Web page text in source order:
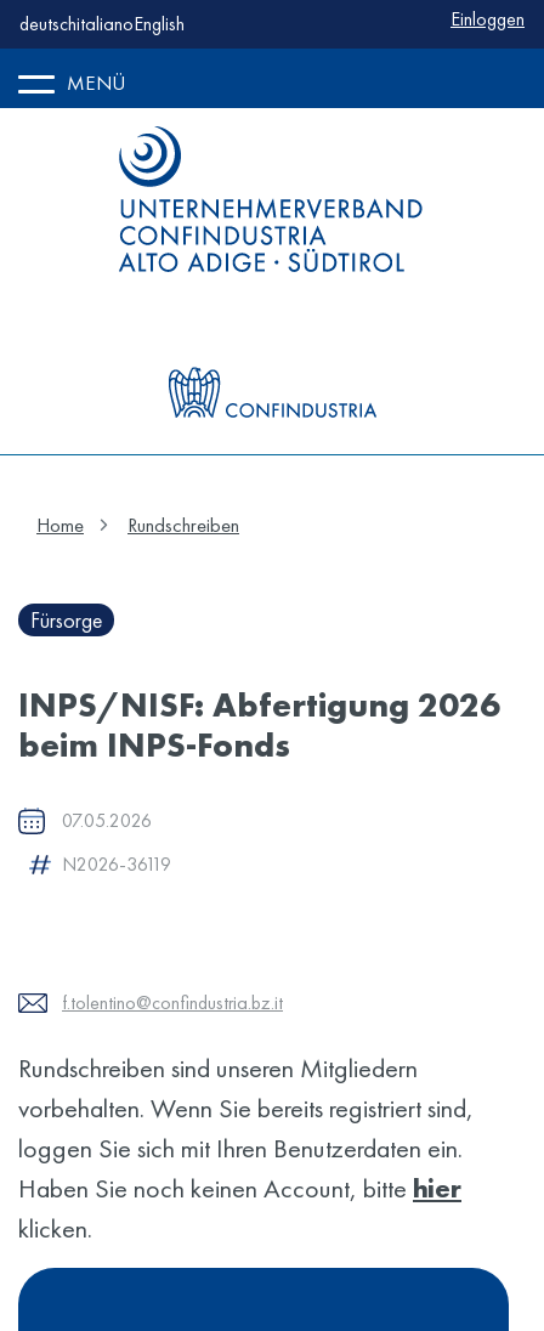
deutschitalianoEnglish Einloggen
MENÜ
Home Rundschreiben
Fürsorge
INPS/NISF: Abfertigung 2026
beim INPS-Fonds
07.05.2026
N2026-36119
f.tolentino@confindustria.bz.it
Rundschreiben sind unseren Mitgliedern
vorbehalten. Wenn Sie bereits registriert sind,
loggen Sie sich mit Ihren Benutzerdaten ein.
Haben Sie noch keinen Account, bitte hier
klicken.